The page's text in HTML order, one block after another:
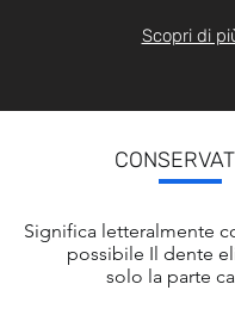
Scopri di
Significa letteralmente
possibile Il dente
solo la parte